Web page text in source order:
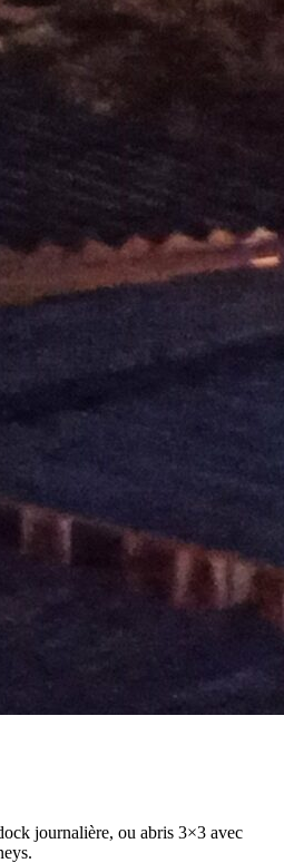
journalière, ou abris 3×3 avec